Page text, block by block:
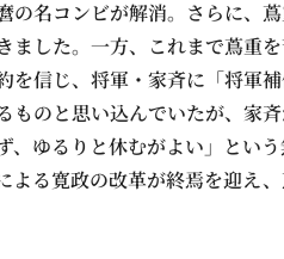
の名コンビが解消。さらに、
ました。一方、これまで蔦重
を信じ、将軍・家斉に「将軍
ものと思い込んでいたが、家
、ゆるりと休むがよい」とい
よる寛政の改革が終焉を迎え